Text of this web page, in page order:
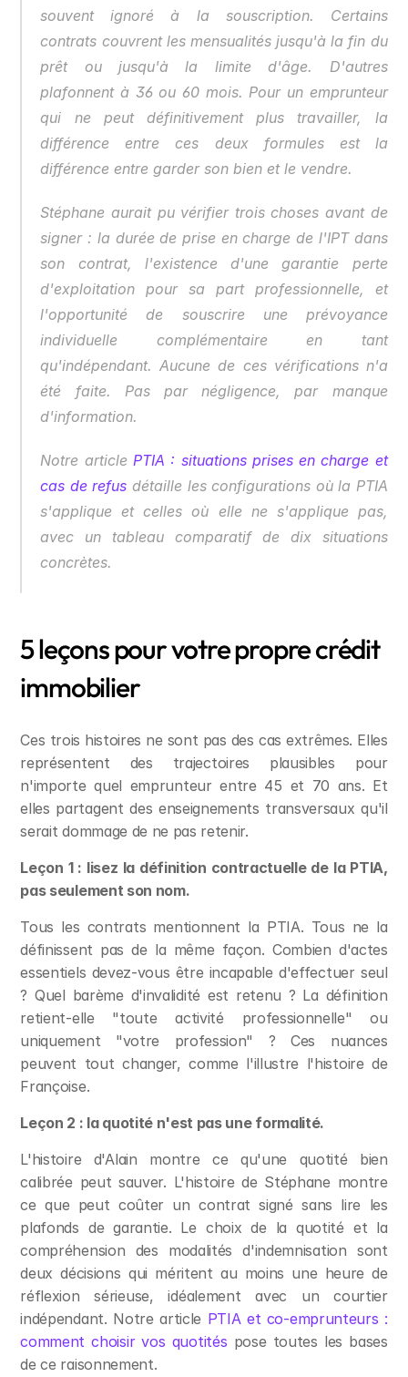
souvent ignoré à la souscription. Certains
contrats couvrent les mensualités jusqu'à la fin du
prêt ou jusqu'à la limite d'âge. D'autres
plafonnent à 36 ou 60 mois. Pour un emprunteur
qui ne peut définitivement plus travailler, la
différence entre ces deux formules est la
différence entre garder son bien et le vendre.
Stéphane aurait pu vérifier trois choses avant de
signer : la durée de prise en charge de l'IPT dans
son contrat, l'existence d'une garantie perte
d'exploitation pour sa part professionnelle, et
l'opportunité de souscrire une prévoyance
individuelle complémentaire en tant
qu'indépendant. Aucune de ces vérifications n'a
été faite. Pas par négligence, par manque
d'information.
Notre article PTIA : situations prises en charge et
cas de refus détaille les configurations où la PTIA
s'applique et celles où elle ne s'applique pas,
avec un tableau comparatif de dix situations
concrètes.
5 leçons pour votre propre crédit
immobilier
Ces trois histoires ne sont pas des cas extrêmes. Elles
représentent des trajectoires plausibles pour
n'importe quel emprunteur entre 45 et 70 ans. Et
elles partagent des enseignements transversaux qu'il
serait dommage de ne pas retenir.
Leçon 1 : lisez la définition contractuelle de la PTIA,
pas seulement son nom.
Tous les contrats mentionnent la PTIA. Tous ne la
définissent pas de la même façon. Combien d'actes
essentiels devez-vous être incapable d'effectuer seul
? Quel barème d'invalidité est retenu ? La définition
retient-elle "toute activité professionnelle" ou
uniquement "votre profession" ? Ces nuances
peuvent tout changer, comme l'illustre l'histoire de
Françoise.
Leçon 2 : la quotité n'est pas une formalité.
L'histoire d'Alain montre ce qu'une quotité bien
calibrée peut sauver. L'histoire de Stéphane montre
ce que peut coûter un contrat signé sans lire les
plafonds de garantie. Le choix de la quotité et la
compréhension des modalités d'indemnisation sont
deux décisions qui méritent au moins une heure de
réflexion sérieuse, idéalement avec un courtier
indépendant. Notre article PTIA et co-emprunteurs :
comment choisir vos quotités pose toutes les bases
de ce raisonnement.